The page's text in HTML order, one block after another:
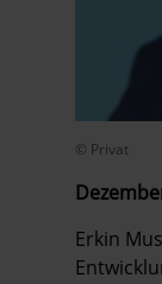
© Privat
Erkin